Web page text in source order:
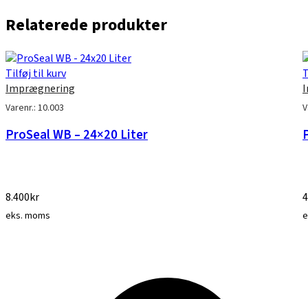
Relaterede produkter
Tilføj til kurv
Imprægnering
Varenr.: 10.003
ProSeal WB – 24×20 Liter
8.400kr
eks. moms